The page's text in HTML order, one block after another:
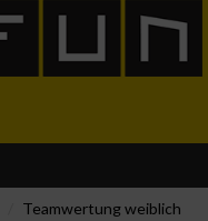
Teamwertung weiblich